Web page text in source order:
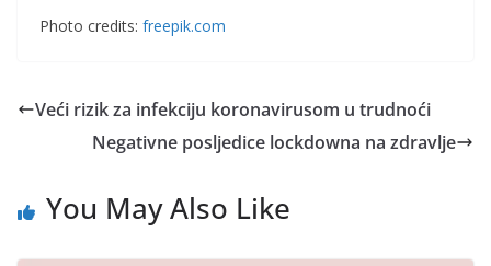
Photo credits: freepik.com
Veći rizik za infekciju koronavirusom u trudnoći
Negativne posljedice lockdowna na zdravlje
You May Also Like